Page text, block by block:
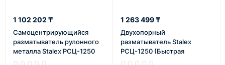
1 102 202 ₸
Самоцентрирующийся
разматыватель рулонного
металла Stalex РСЦ-1250
(Колеса с тормозным
1 263 499 ₸
Двухопорный
разматыватель Stalex
РСЦ-1250 (Быстрая
фиксация рулона)